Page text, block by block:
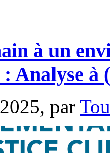
à un
Analyse
par